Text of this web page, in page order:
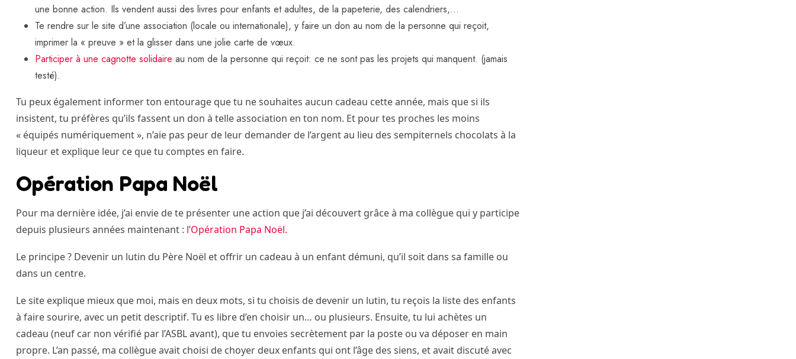
une bonne action. Ils vendent aussi des livres pour enfants et adultes, de la papeterie, des calendriers,…
Te rendre sur le site d’une association (locale ou internationale), y faire un don au nom de la personne qui reçoit,
imprimer la « preuve » et la glisser dans une jolie carte de vœux.
Participer à une cagnotte solidaire au nom de la personne qui reçoit: ce ne sont pas les projets qui manquent. (jamais
testé).
Tu peux également informer ton entourage que tu ne souhaites aucun cadeau cette année, mais que si ils
insistent, tu préfères qu’ils fassent un don à telle association en ton nom. Et pour tes proches les moins
« équipés numériquement », n’aie pas peur de leur demander de l’argent au lieu des sempiternels chocolats à la
liqueur et explique leur ce que tu comptes en faire.
Opération Papa Noël
Pour ma dernière idée, j’ai envie de te présenter une action que j’ai découvert grâce à ma collègue qui y participe
depuis plusieurs années maintenant : l’Opération Papa Noël.
Le principe ? Devenir un lutin du Père Noël et offrir un cadeau à un enfant démuni, qu’il soit dans sa famille ou
dans un centre.
Le site explique mieux que moi, mais en deux mots, si tu choisis de devenir un lutin, tu reçois la liste des enfants
à faire sourire, avec un petit descriptif. Tu es libre d’en choisir un… ou plusieurs. Ensuite, tu lui achètes un
cadeau (neuf car non vérifié par l’ASBL avant), que tu envoies secrètement par la poste ou va déposer en main
propre. L’an passé, ma collègue avait choisi de choyer deux enfants qui ont l’âge des siens, et avait discuté avec